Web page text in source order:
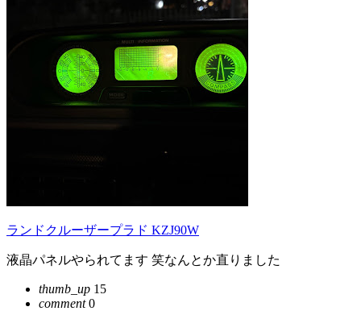
ランドクルーザープラド KZJ90W
液晶パネルやられてます 笑なんとか直りました
thumb_up 15
comment0